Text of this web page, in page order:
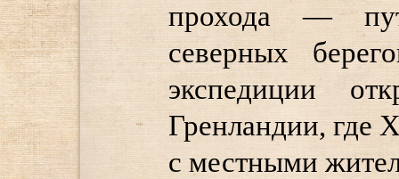
прохода —
северных
экспедиции
Гренландии, где
с местными